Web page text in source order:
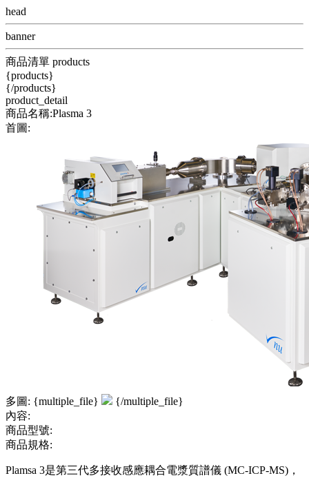
head
banner
商品清單 products
{products}
{/products}
product_detail
商品名稱:Plasma 3
首圖:
多圖: {multiple_file}
{/multiple_file}
內容:
商品型號:
商品規格:
Plamsa 3是第三代多接收感應耦合電漿質譜儀 (MC-ICP-MS)，